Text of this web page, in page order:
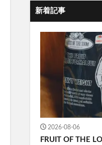
新着記事
2026-08-06
FRUIT OF THE